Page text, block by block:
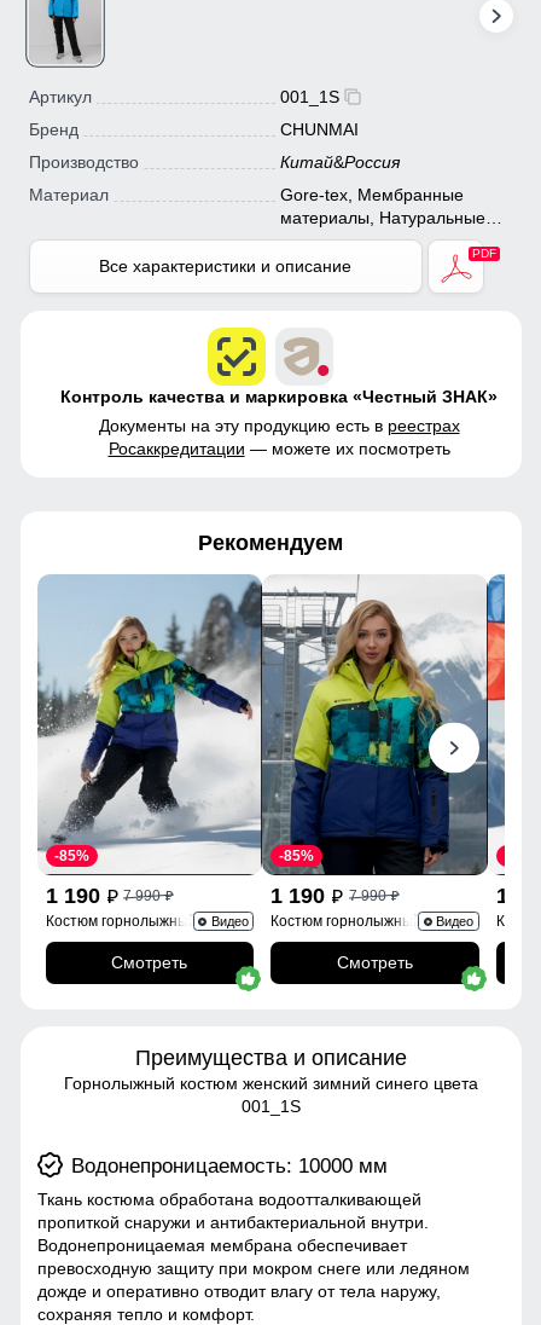
Артикул
001_1S
Бренд
CHUNMAI
Производство
Китай&Россия
Материал
Gore-tex, Мембранные
материалы, Натуральные
материалы, Полиэстер,
Плащевка, Тефлон,
Экологичные материалы
Все характеристики и описание
Контроль качества и маркировка «Честный ЗНАК»
Документы на эту продукцию есть в реестрах
Росаккредитации — можете их посмотреть
Рекомендуем
1 190 p 7 990p
-85%
Костюм горнолыжный
02395Sl
Видео
Смотреть
1 190 p 7 990p
-85%
Костюм горнолыжный 0005Sl
Видео
Смотреть
1
Преимущества и описание
Горнолыжный костюм женский зимний синего цвета
001_1S
Водонепроницаемость: 10000 мм
Ткань костюма обработана водоотталкивающей
пропиткой снаружи и антибактериальной внутри.
Водонепроницаемая мембрана обеспечивает
превосходную защиту при мокром снеге или ледяном
дожде и оперативно отводит влагу от тела наружу,
сохраняя тепло и комфорт.